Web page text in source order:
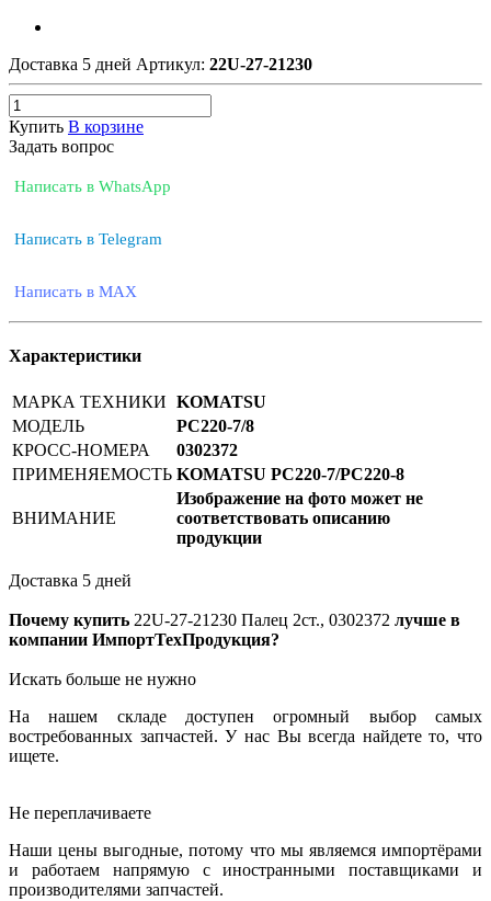
Доставка 5 дней Артикул: 22U-27-21230
Купить В корзине
Задать вопрос
Написать в WhatsApp
Написать в Telegram
Написать в MAX
Характеристики
МАРКА ТЕХНИКИ KOMATSU
МОДЕЛЬ
PC220-7/8
КРОСС-НОМЕРА
0302372
ПРИМЕНЯЕМОСТЬ KOMATSU PC220-7/PC220-8
ВНИМАНИЕ
Изображение на фото может не
соответствовать описанию
продукции
Доставка 5 дней
Почему купить 22U-27-21230 Палец 2ст., 0302372 лучше в
компании ИмпортТехПродукция?
Искать больше не нужно
На нашем складе доступен огромный выбор самых
востребованных запчастей. У нас Вы всегда найдете то, что
ищете.
Не переплачиваете
Наши цены выгодные, потому что мы являемся импортёрами
и работаем напрямую с иностранными поставщиками и
производителями запчастей.